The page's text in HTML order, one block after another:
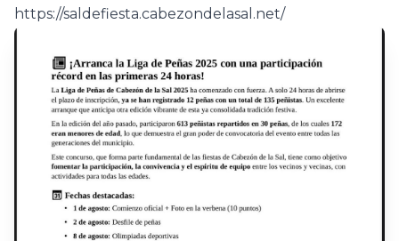
https://saldefiesta.cabezondelasal.net/